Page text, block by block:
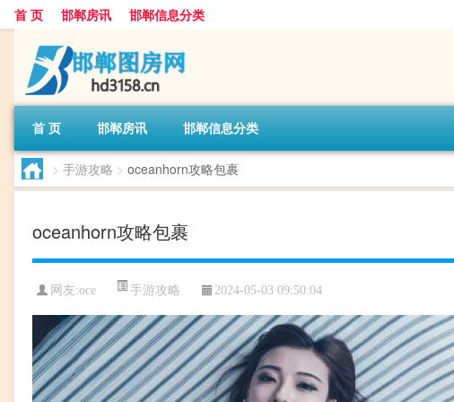
首 页 邯郸房讯 邯郸信息分类
首 页 邯郸房讯 邯郸信息分类
> 手游攻略 > oceanhorn攻略包裹
oceanhorn攻略包裹
网友:oce 手游攻略 2024-05-03 09:50:04